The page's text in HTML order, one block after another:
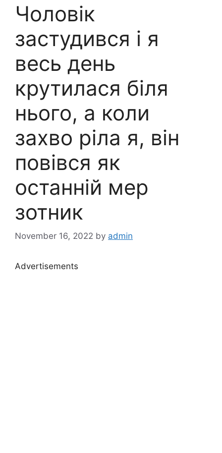
Чоловік
застудився і я
весь день
крутилася біля
нього, а коли
захво ріла я, він
повівся як
останній мер
зотник
November 16, 2022 by admin
Advertisements